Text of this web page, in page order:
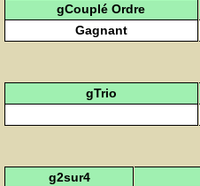
gCouplé Ordre
Gagnant
gTrio
g2sur4